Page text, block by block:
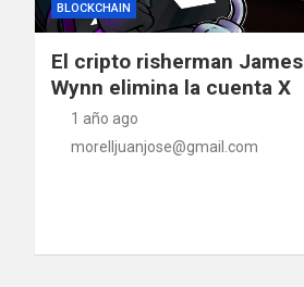
BLOCKCHAIN
El cripto risherman James
Wynn elimina la cuenta X
1 año ago
morelljuanjose@gmail.com